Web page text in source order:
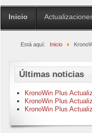
Inicio
Está aquí: Inicio
Últimas noticias
KronoWin Plus
KronoWin Plus
KronoWin Plus